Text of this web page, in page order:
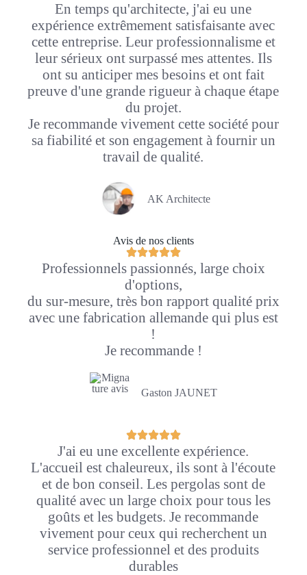
En temps qu'architecte, j'ai eu une
expérience extrêmement satisfaisante avec
cette entreprise. Leur professionnalisme et
leur sérieux ont surpassé mes attentes. Ils
ont su anticiper mes besoins et ont fait
preuve d'une grande rigueur à chaque étape
du projet.
Je recommande vivement cette société pour
sa fiabilité et son engagement à fournir un
travail de qualité.
AK Architecte
Avis de nos clients
Professionnels passionnés, large choix
d'options,
du sur-mesure, très bon rapport qualité prix
avec une fabrication allemande qui plus est
!
Je recommande !
Gaston JAUNET
J'ai eu une excellente expérience.
L'accueil est chaleureux, ils sont à l'écoute
et de bon conseil. Les pergolas sont de
qualité avec un large choix pour tous les
goûts et les budgets. Je recommande
vivement pour ceux qui recherchent un
service professionnel et des produits
durables